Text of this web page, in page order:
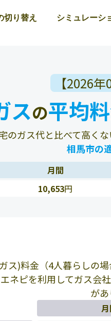
切り替え シミュレーシ
【2026
スの平均
のガス代と比べて高く
相馬市の
月間
10,653円
ス)料金（4人暮らしの
ネピを利用してガス会
があ